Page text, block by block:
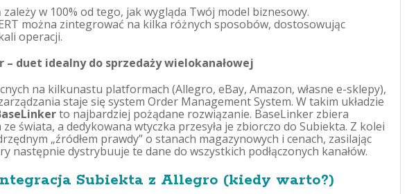
w 100% od tego, jak wygląda Twój model biznesowy.
można zintegrować na kilka różnych sposobów, dostosowując
operacji.
– duet idealny do sprzedaży wielokanałowej
na kilkunastu platformach (Allegro, eBay, Amazon, własne e-sklepy),
staje się system Order Management System. W takim układzie
to najbardziej pożądane rozwiązanie. BaseLinker zbiera
świata, a dedykowana wtyczka przesyła je zbiorczo do Subiekta. Z kolei
„źródłem prawdy” o stanach magazynowych i cenach, zasilając
następnie dystrybuuje te dane do wszystkich podłączonych kanałów.
Subiekta z Allegro (kiedy warto?)